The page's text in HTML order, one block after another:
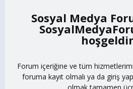
Sosyal Medya
Forum içeriğine ve tüm
foruma kayıt olmalı ya da giriş